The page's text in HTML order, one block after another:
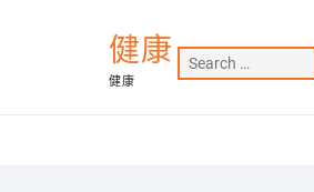
健康
健康